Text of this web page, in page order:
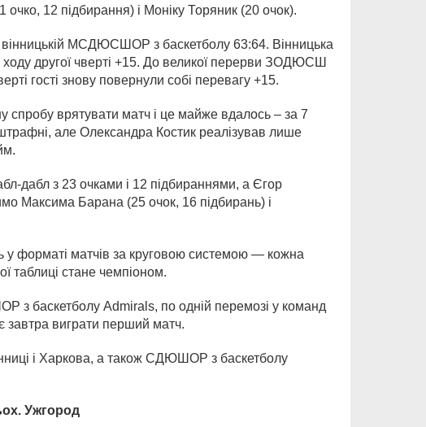
12 підбирання) і Моніку Торяник (20 очок).
МСДЮСШОР з баскетболу 63:64. Вінницька
другої чверті +15. До великої перерви ЗОДЮСШ
гості знову повернули собі перевагу +15.
врятувати матч і це майже вдалось – за 7
але Олександра Костик реалізував лише
дабл з 23 очками і 12 підбираннями, а Єгор
Максима Барана (25 очок, 16 підбирань) і
у форматі матчів за круговою системою — кожна
таблиці стане чемпіоном.
з баскетболу Admirals, по одній перемозі у команд
виграти перший матч.
і Харкова, а також СДЮШОР з баскетболу
Ужгород